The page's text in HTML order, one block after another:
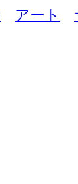
アート